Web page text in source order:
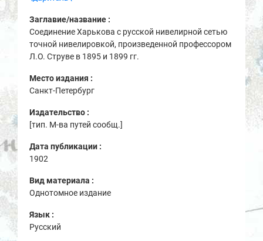
Заглавие/название :
Соединение Харькова с русской нивелирной сетью
точной нивелировкой, произведенной профессором
Л.О. Струве в 1895 и 1899 гг.
Место издания :
Санкт-Петербург
Издательство :
[тип. М-ва путей сообщ.]
Дата публикации :
1902
Вид материала :
Однотомное издание
Язык :
Русский